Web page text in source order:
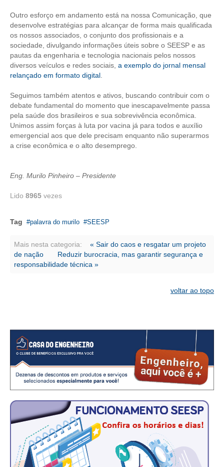
ENGENHEIRO EMPREENDEDOR
SEESP EDUCAÇÃO
PLATAFORMAS GRATUITAS
BENEFÍCIOS
APOSENTADORIA
CONSÓRCIOS
CAMPANHAS SALARIAIS
COMUNICAÇÃO
JORNAL DO ENGENHEIRO
AGENDA
SEESP NOTÍCIAS
NOTÍCIAS NO WHATSAPP
PUBLICAÇÕES
Outro esforço em andamento está na nossa Comunicação, que
desenvolve estratégias para alcançar de forma mais qualificada
os nossos associados, o conjunto dos profissionais e a
sociedade, divulgando informações úteis sobre o SEESP e as
pautas da engenharia e tecnologia nacionais pelos nossos
diversos veículos e redes sociais, a exemplo do jornal mensal
relançado em formato digital.
Seguimos também atentos e ativos, buscando contribuir com o
debate fundamental do momento que inescapavelmente passa
pela saúde dos brasileiros e sua sobrevivência econômica.
Unimos assim forças à luta por vacina já para todos e auxílio
emergencial aos que dele precisam enquanto não superarmos
a crise econômica e o alto desemprego.
Eng. Murilo Pinheiro – Presidente
Lido 8965 vezes
Tag palavra do murilo SEESP
Mais nesta categoria:
« Sair do caos e resgatar um projeto
de nação
Reduzir burocracia, mas garantir segurança e
responsabilidade técnica »
voltar ao topo